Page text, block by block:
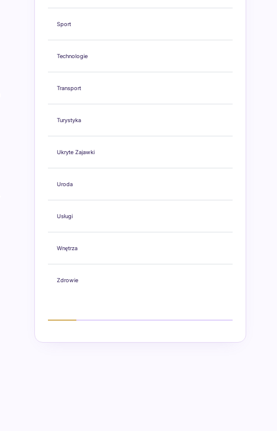
Sport
Technologie
Transport
Turystyka
Ukryte Zajawki
Uroda
Usługi
Wnętrza
Zdrowie